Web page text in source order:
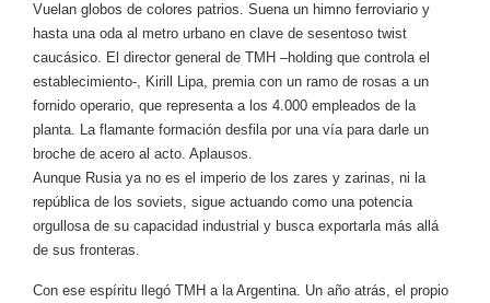
Vuelan globos de colores patrios. Suena un himno ferroviario y
hasta una oda al metro urbano en clave de sesentoso twist
caucásico. El director general de TMH –holding que controla el
establecimiento-, Kirill Lipa, premia con un ramo de rosas a un
fornido operario, que representa a los 4.000 empleados de la
planta. La flamante formación desfila por una vía para darle un
broche de acero al acto. Aplausos.
Aunque Rusia ya no es el imperio de los zares y zarinas, ni la
república de los soviets, sigue actuando como una potencia
orgullosa de su capacidad industrial y busca exportarla más allá
de sus fronteras.
Con ese espíritu llegó TMH a la Argentina. Un año atrás, el propio